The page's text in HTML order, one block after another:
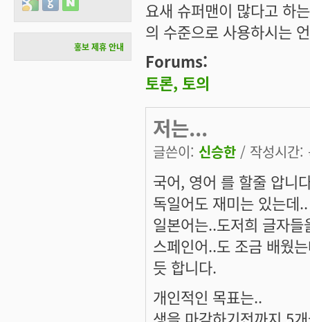
요새 슈퍼맨이 많다고 하
의 수준으로 사용하시는
Forums:
토론, 토의
저는...
글쓴이: 신승한 / 작성시간
국어, 영어 를 할줄 압니
독일어도 재미는 있는데
일본어는..도저희 글자
스페인어..도 조금 배웠
듯 합니다.
개인적인 목표는..
홍보 제휴 안내